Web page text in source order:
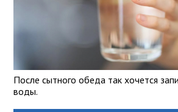
После сытного обеда так хочется
воды.